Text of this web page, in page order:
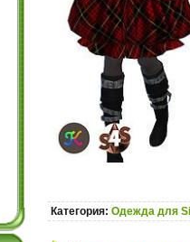
Категория: Одежда для